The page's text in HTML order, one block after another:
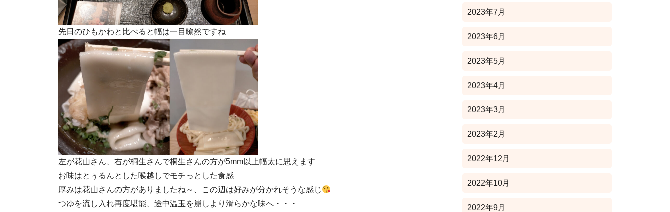
先日のひもかわと比べると幅は一目瞭然ですね
左が花山さん、右が桐生さんで桐生さんの方が5mm以上幅太に思えます
お味はとぅるんとした喉越しでモチっとした食感
厚みは花山さんの方がありましたね～、この辺は好みが分かれそうな感じ
つゆを流し入れ再度堪能、途中温玉を崩しより滑らかな味へ・・・
2023年7月
2023年6月
2023年5月
2023年4月
2023年3月
2023年2月
2022年12月
2022年10月
2022年9月